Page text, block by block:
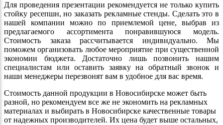
Для проведения презентации рекомендуется не только купить
стойку ресепшн, но заказать рекламные стенды. Сделать это в
нашей компании можно по приемлемой цене, выбрав из
предлагаемого ассортимента понравившуюся модель.
Стоимость заказа рассчитывается индивидуально. Мы
поможем организовать любое мероприятие при существенной
экономии бюджета. Достаточно лишь позвонить нашим
специалистам или оставить заявку на обратный звонок и
наши менеджеры перезвонят вам в удобное для вас время.
Стоимость данной продукции в Новосибирске может быть
разной, но рекомендуем все же не экономить на рекламных
материалах и выбирать в Новосибирске качественные товары
от надежных производителей. Их цена будет выше остальных,